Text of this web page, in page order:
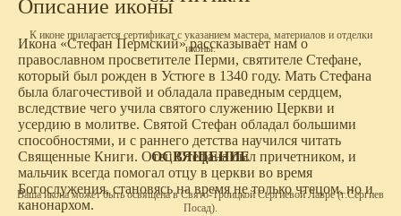
К иконе прилагается сертификат с указанием мастера, материалов и отделки
иконы.
ОСВЯЩЕНИЕ
Ваша икона может быть освящена в Свято-Троицкой Сергиевой Лавре (г.Сергиев
Посад).
Описание иконы
Икона «Стефан Пермский» рассказывает нам о
православном просветителе Перми, святителе Стефане,
который был рожден в Устюге в 1340 году. Мать Стефана
была благочестивой и обладала праведным сердцем,
вследствие чего учила святого служению Церкви и
усердию в молитве. Святой Стефан обладал большими
способностями, и с раннего детства научился читать
Священные Книги. Отец Стефана был причетником, и
мальчик всегда помогал отцу в церкви во время
Богослужения, становясь на время не только чтецом, но и
канонархом.